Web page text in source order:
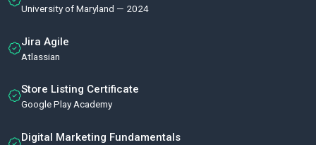
University of Maryland — 2024
Jira Agile
Atlassian
Store Listing Certificate
Google Play Academy
Digital Marketing Fundamentals